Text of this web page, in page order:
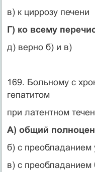
в) к циррозу печени
Г) ко всему
д) верно б) и в)
169. Больному с
гепатитом
при латентном
А) общий
б) с преобладанием
в) с преобладанием